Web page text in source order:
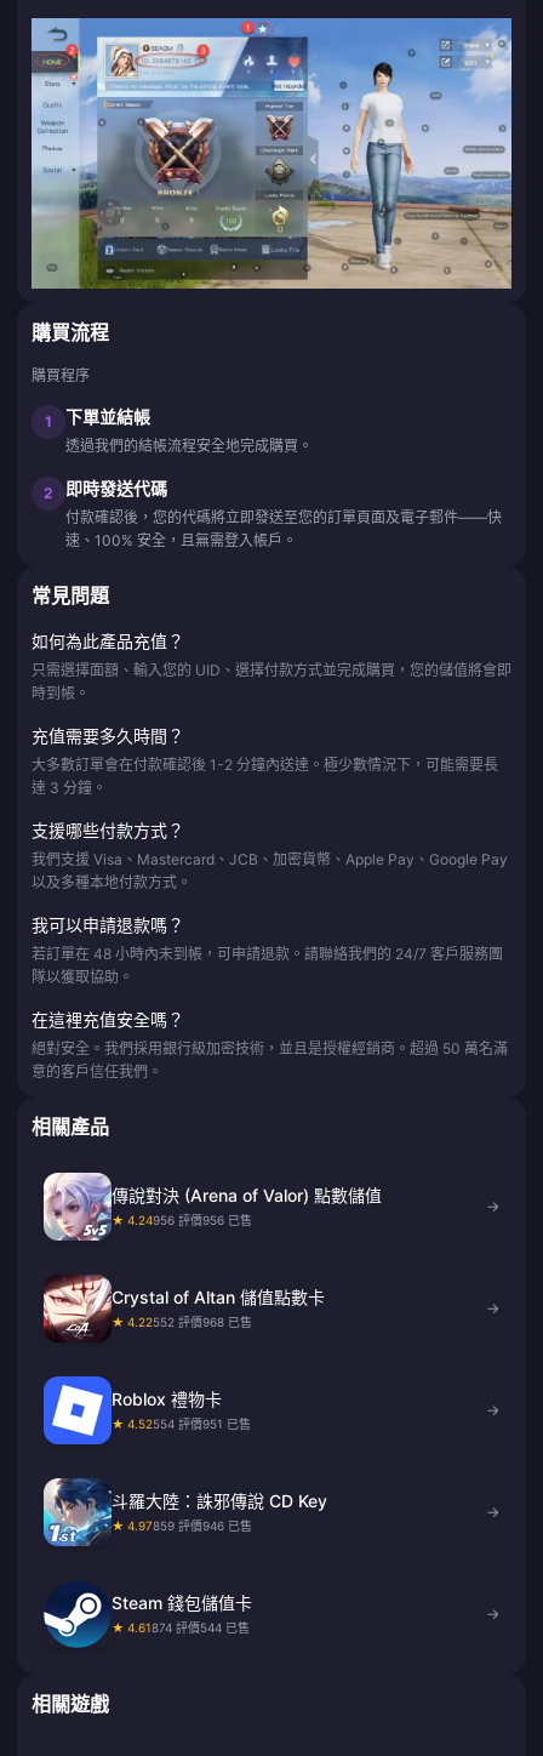
購買流程
購買程序
1 下單並結帳
透過我們的結帳流程安全地完成購買。
2 即時發送代碼
付款確認後，您的代碼將立即發送至您的訂單頁面及電子郵件——快
速、100% 安全，且無需登入帳戶。
常見問題
如何為此產品充值？
只需選擇面額、輸入您的 UID、選擇付款方式並完成購買，您的儲值將會即
時到帳。
充值需要多久時間？
大多數訂單會在付款確認後 1-2 分鐘內送達。極少數情況下，可能需要長
達 3 分鐘。
支援哪些付款方式？
我們支援 Visa、Mastercard、JCB、加密貨幣、Apple Pay、Google Pay
以及多種本地付款方式。
我可以申請退款嗎？
若訂單在 48 小時內未到帳，可申請退款。請聯絡我們的 24/7 客戶服務團
隊以獲取協助。
在這裡充值安全嗎？
絕對安全。我們採用銀行級加密技術，並且是授權經銷商。超過 50 萬名滿
意的客戶信任我們。
相關產品
傳說對決 (Arena of Valor) 點數儲值
★ 4.24956 評價956 已售
→
Crystal of Altan 儲值點數卡
★ 4.22552 評價968 已售
→
Roblox 禮物卡
★ 4.52554 評價951 已售
→
斗羅大陸：誅邪傳說 CD Key
★ 4.97859 評價946 已售
→
Steam 錢包儲值卡
★ 4.61874 評價544 已售
→
相關遊戲